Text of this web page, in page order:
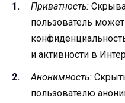
Приватность:
пользователь может
и активности в
Анонимность:
пользователю